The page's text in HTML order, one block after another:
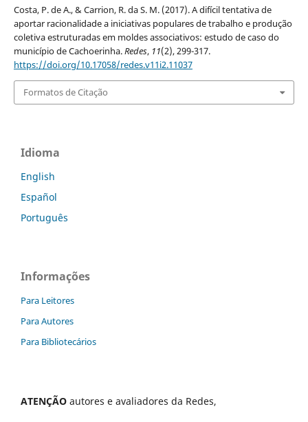
Costa, P. de A., & Carrion, R. da S. M. (2017). A difícil tentativa de
aportar racionalidade a iniciativas populares de trabalho e produção
coletiva estruturadas em moldes associativos: estudo de caso do
município de Cachoerinha.Redes, 11(2), 299-317.
https://doi.org/10.17058/redes.v11i2.11037
Formatos de Citação
Idioma
English
Español
Português
Informações
Para Leitores
Para Autores
Para Bibliotecários
ATENÇÃO autores e avaliadores da Redes,